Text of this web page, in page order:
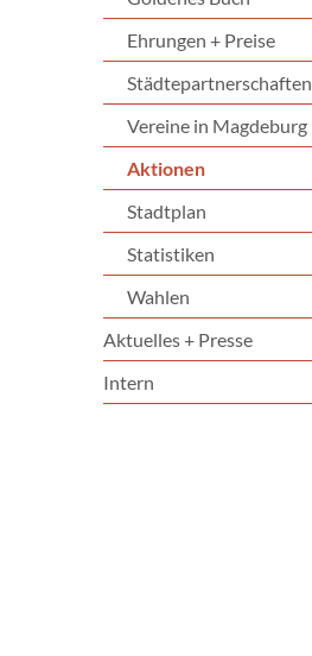
Ehrungen + Preise
Städtepartnerschaften
Vereine in Magdeburg
Aktionen
Stadtplan
Statistiken
Wahlen
Aktuelles + Presse
Intern